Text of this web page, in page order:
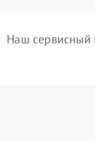
Наш сервисный